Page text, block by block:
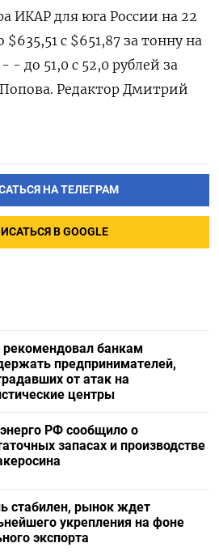
ИКАР для юга России на 22
$635,51 с $651,87 за тонну на
- - до 51,0 с 52,0 рублей за
Редактор Дмитрий
НА ТЕЛЕГРАМ
В GOOGLE
банкам
предпринимателей,
от атак на
центры
РФ сообщило о
запасах и производстве
стабилен, рынок ждет
укрепления на фоне
экспорта